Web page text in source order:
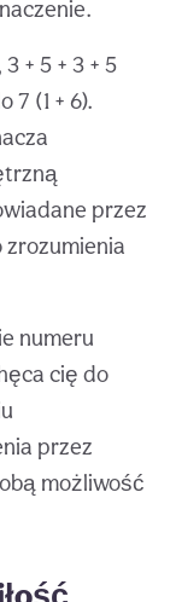
+ 5 + 3 + 5
7 (1 + 6).
przez
zrozumienia
numeru
cię do
przez
możliwość